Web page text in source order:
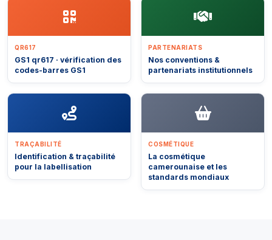
QR617
GS1 qr617 · vérification des
codes-barres GS1
PARTENARIATS
Nos conventions &
partenariats institutionnels
TRAÇABILITÉ
Identification & traçabilité
pour la labellisation
COSMÉTIQUE
La cosmétique
camerounaise et les
standards mondiaux